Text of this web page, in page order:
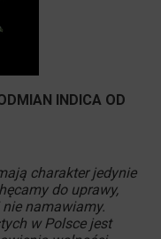
INDICA OD
charakter jedynie
do uprawy,
namawiamy.
w Polsce jest